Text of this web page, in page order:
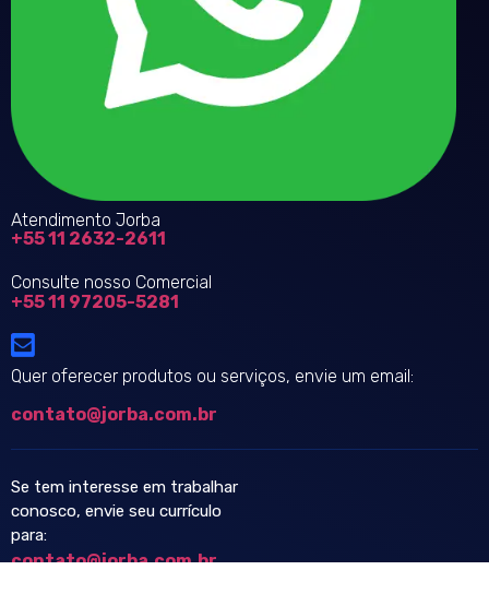
Atendimento Jorba
+55 11 2632-2611
Consulte nosso Comercial
+55 11 97205-5281
Quer oferecer produtos ou serviços, envie um email:
contato@jorba.com.br
Se tem interesse em trabalhar
conosco, envie seu currículo
para:
contato@jorba.com.br